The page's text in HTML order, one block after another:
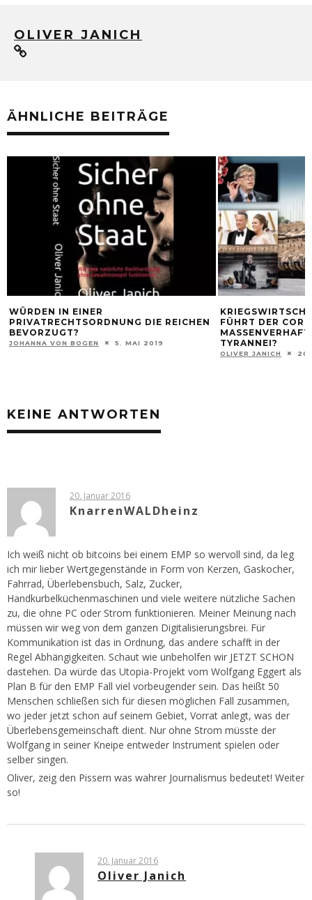
OLIVER JANICH
ÄHNLICHE BEITRÄGE
WÜRDEN IN EINER
PRIVATRECHTSORDNUNG DIE REICHEN
BEVORZUGT?
JOHANNA VON BOGEN 5. MAI 2019
FÜHRT DER
TYRANNEI?
OLIVER JANICH
KEINE ANTWORTEN
20. Januar 2016
KnarrenWALDheinz
Ich weiß nicht ob bitcoins bei einem EMP so wervoll sind, da leg
ich mir lieber Wertgegenstände in Form von Kerzen, Gaskocher,
Fahrrad, Überlebensbuch, Salz, Zucker,
Handkurbelküchenmaschinen und viele weitere nützliche Sachen
zu, die ohne PC oder Strom funktionieren. Meiner Meinung nach
müssen wir weg von dem ganzen Digitalisierungsbrei. Für
Kommunikation ist das in Ordnung, das andere schafft in der
Regel Abhängigkeiten. Schaut wie unbeholfen wir JETZT SCHON
dastehen. Da würde das Utopia-Projekt vom Wolfgang Eggert als
Plan B für den EMP Fall viel vorbeugender sein. Das heißt 50
Menschen schließen sich für diesen möglichen Fall zusammen,
wo jeder jetzt schon auf seinem Gebiet, Vorrat anlegt, was der
Überlebensgemeinschaft dient. Nur ohne Strom müsste der
Wolfgang in seiner Kneipe entweder Instrument spielen oder
selber singen.
Oliver, zeig den Pissern was wahrer Journalismus bedeutet! Weiter
so!
20. Januar 2016
Oliver Janich